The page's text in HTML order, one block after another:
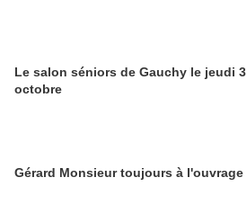
Le salon séniors de Gauchy le jeudi 3
octobre
Gérard Monsieur toujours à l'ouvrage